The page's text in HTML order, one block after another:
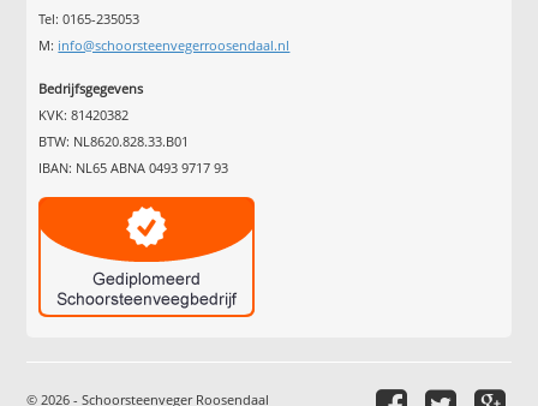
Tel: 0165-235053
M: info@schoorsteenvegerroosendaal.nl
Bedrijfsgegevens
KVK: 81420382
BTW: NL8620.828.33.B01
IBAN: NL65 ABNA 0493 9717 93
© 2026 - Schoorsteenveger Roosendaal